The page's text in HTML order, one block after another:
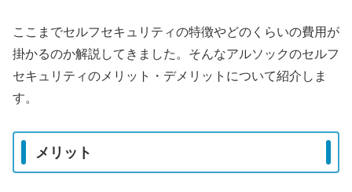
ここまでセルフセキュリティの特徴やどのくらいの費用が
掛かるのか解説してきました。そんなアルソックのセルフ
セキュリティのメリット・デメリットについて紹介しま
す。
メリット